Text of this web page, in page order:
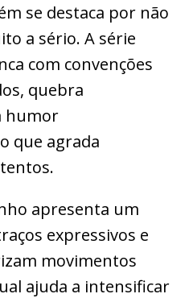
se destaca por não
a sério. A série
com convenções
quebra
humor
que agrada
apresenta um
expressivos e
movimentos
ajuda a intensificar